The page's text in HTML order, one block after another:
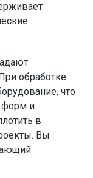
обработке
что
форм и
в
Вы